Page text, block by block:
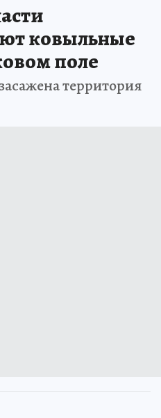
ковыльные
поле
территория